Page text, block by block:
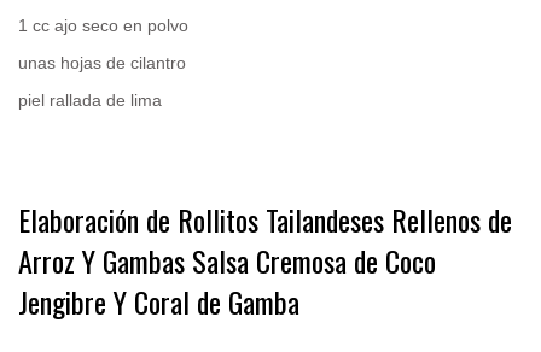
1 cc ajo seco en polvo
unas hojas de cilantro
piel rallada de lima
Elaboración de Rollitos Tailandeses Rellenos de
Arroz Y Gambas Salsa Cremosa de Coco
Jengibre Y Coral de Gamba